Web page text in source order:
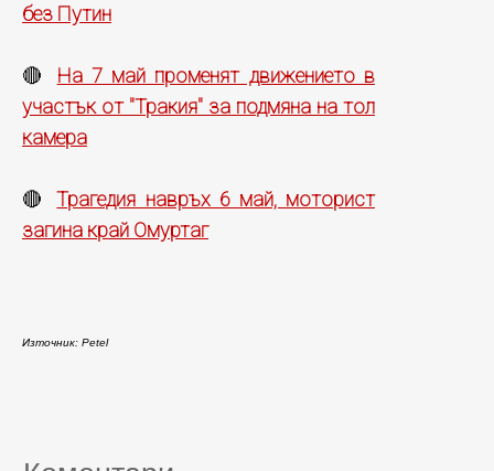
без Путин
🔴 На 7 май променят движението в
участък от "Тракия" за подмяна на тол
камера
🔴Трагедия навръх 6 май, моторист
загина край Омуртаг
Източник: Petel